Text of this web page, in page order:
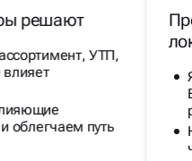
решают
УТП,
облегчаем путь